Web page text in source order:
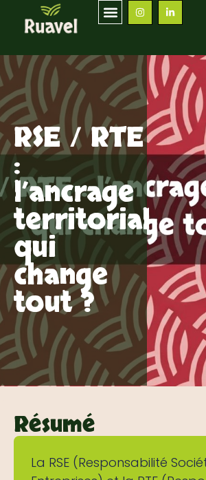
RSE / RTE
:
l’ancrage
territorial
qui
change
tout ?
Résumé
La RSE (Responsabilité